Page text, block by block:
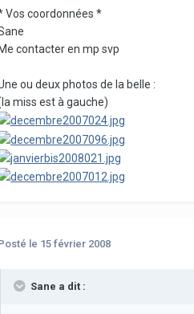
Vos coordonnées *
Me contacter en mp svp
ou deux photos de la belle :
miss est à gauche)
le 15 février 2008
Sane a dit :